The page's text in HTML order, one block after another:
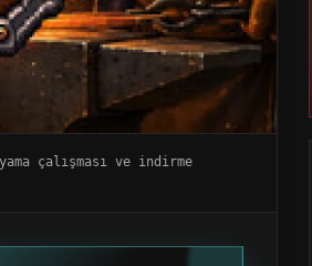
çalışması ve indirme